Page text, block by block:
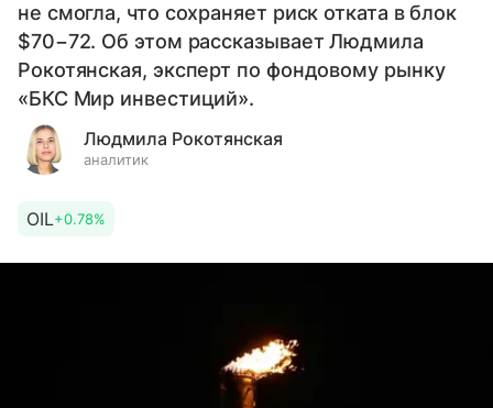
не смогла, что сохраняет риск отката в блок
$70−72. Об этом рассказывает Людмила
Рокотянская, эксперт по фондовому рынку
«БКС Мир инвестиций».
Людмила Рокотянская
аналитик
OIL+0.78%